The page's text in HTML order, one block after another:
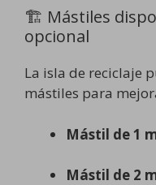
🏗️ Mástiles
opcional
La isla de reciclaje
mástiles para
Mástil de 1
Mástil de 2